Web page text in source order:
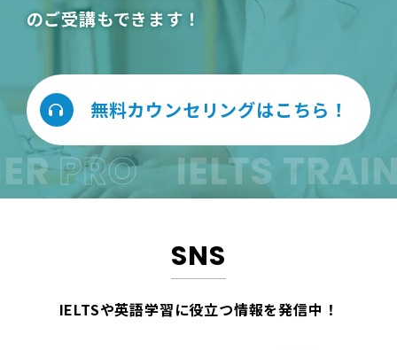
のご受講もできます！
無料カウンセリングはこちら！
PRO IELTS
SNS
IELTSや英語学習に役立つ情報を発信中！